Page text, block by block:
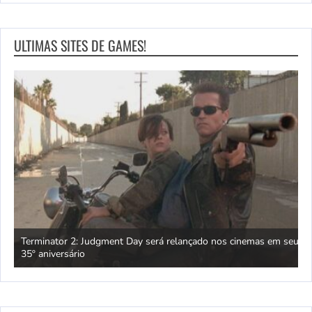
ULTIMAS SITES DE GAMES!
Terminator 2: Judgment Day será relançado nos cinemas em seu
35º aniversário